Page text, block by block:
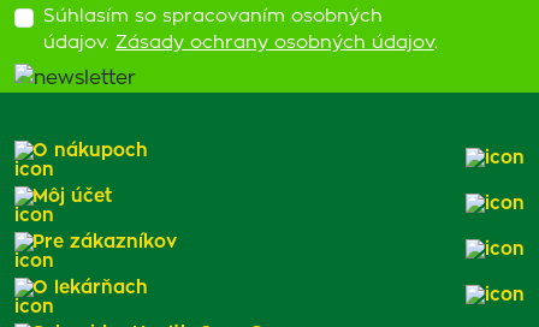
Súhlasím so spracovaním osobných
údajov. Zásady ochrany osobných údajov.
O nákupoch
Môj účet
Pre zákazníkov
O lekárňach